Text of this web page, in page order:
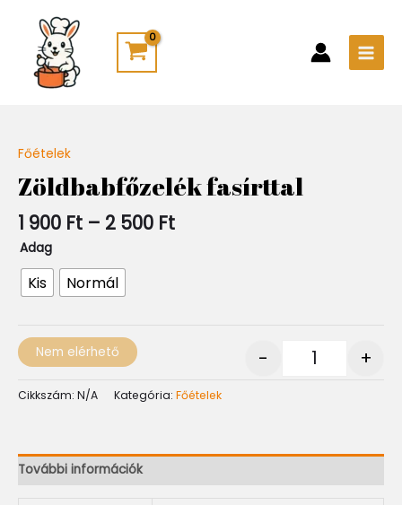
content
Főételek
Zöldbabfőzelék fasírttal
1 900 Ft – 2 500 Ft
1
900 Ft
-
2
Adag
Kis Normál
- +
Nem elérhető
Cikkszám: N/A Kategória: Főételek
További információk